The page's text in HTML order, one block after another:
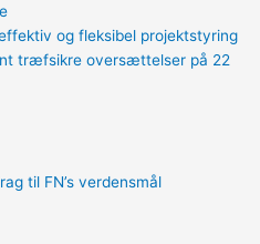
og fleksibel projektstyring
træfsikre oversættelser på 22
til FN’s verdensmål